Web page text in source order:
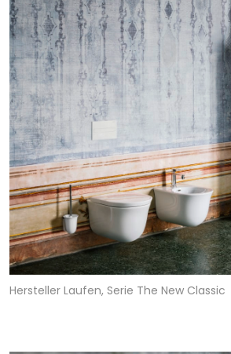
Hersteller Laufen, Serie The New Classic